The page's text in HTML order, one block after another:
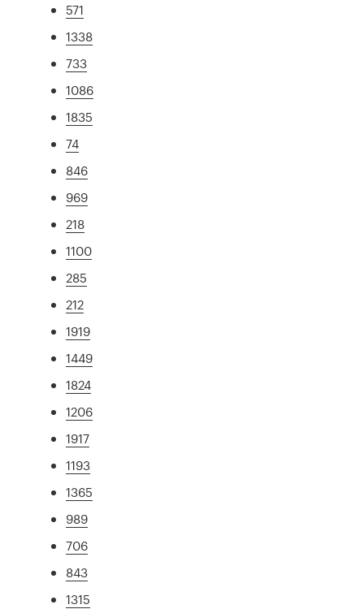
571
1338
733
1086
1835
74
846
969
218
1100
285
212
1919
1449
1824
1206
1917
1193
1365
989
706
843
1315